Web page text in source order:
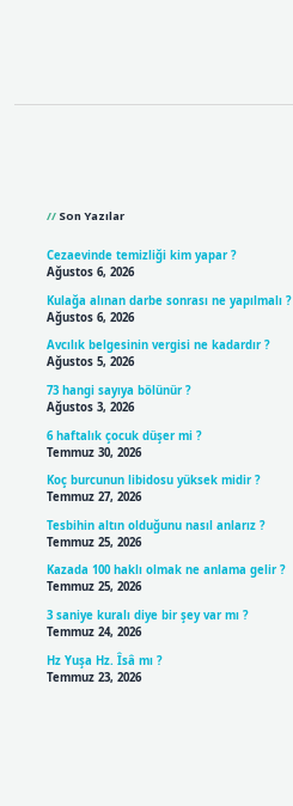
Son Yazılar
Cezaevinde temizliği kim yapar ?
Ağustos 6, 2026
Kulağa alınan darbe sonrası ne yapılmalı ?
Ağustos 6, 2026
Avcılık belgesinin vergisi ne kadardır ?
Ağustos 5, 2026
73 hangi sayıya bölünür ?
Ağustos 3, 2026
6 haftalık çocuk düşer mi ?
Temmuz 30, 2026
Koç burcunun libidosu yüksek midir ?
Temmuz 27, 2026
Tesbihin altın olduğunu nasıl anlarız ?
Temmuz 25, 2026
Kazada 100 haklı olmak ne anlama gelir ?
Temmuz 25, 2026
3 saniye kuralı diye bir şey var mı ?
Temmuz 24, 2026
Hz Yuşa Hz. Îsâ mı ?
Temmuz 23, 2026